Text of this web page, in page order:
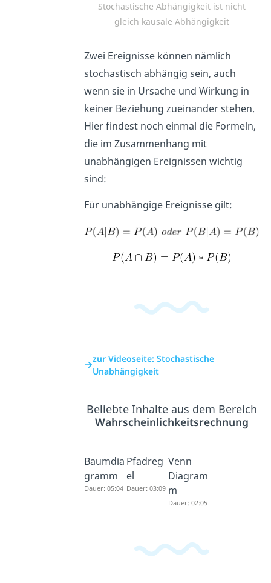
Stochastische Abhängigkeit ist nicht
gleich kausale Abhängigkeit
Zwei Ereignisse können nämlich
stochastisch abhängig sein, auch
wenn sie in Ursache und Wirkung in
keiner Beziehung zueinander stehen.
Hier findest noch einmal die Formeln,
die im Zusammenhang mit
unabhängigen Ereignissen wichtig
sind:
Für unabhängige Ereignisse gilt:
zur Videoseite: Stochastische
Unabhängigkeit
Beliebte Inhalte aus dem Bereich
Wahrscheinlichkeitsrechnung
Baumdia
gramm
Dauer: 05:04
Pfadreg
el
Dauer: 03:09
Venn
Diagram
m
Dauer: 02:05